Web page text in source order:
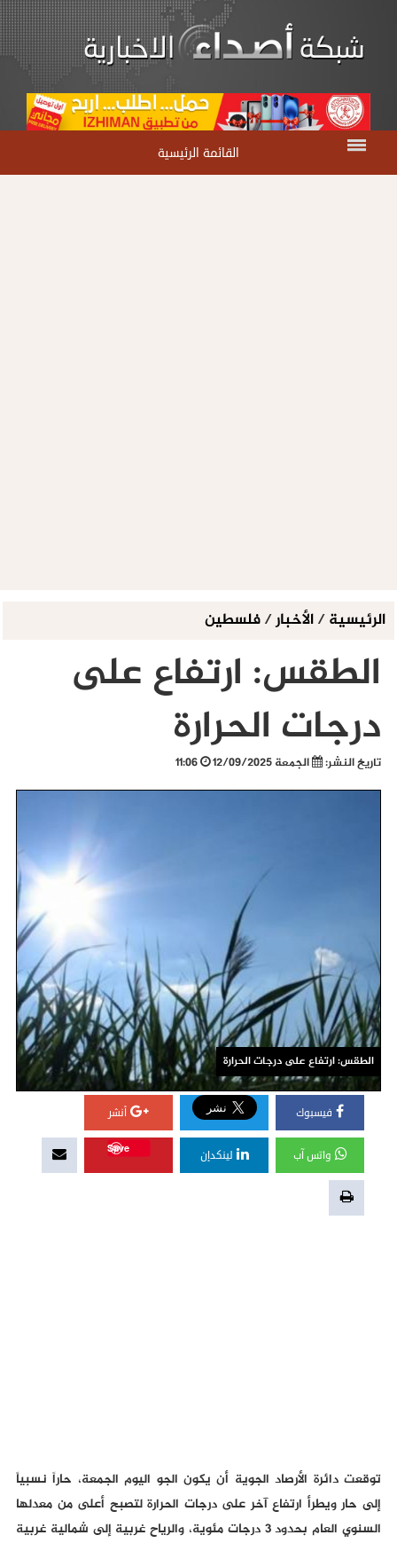
القائمة الرئيسية
الرئيسية/الأخبار/فلسطين
الطقس: ارتفاع على
درجات الحرارة
تاريخ النشر: الجمعة 12/09/2025
الطقس: ارتفاع على درجات الحرارة
فيسبوك أنشر
واتس آب لينكدإن
Save
توقعت دائرة الأرصاد الجوية أن يكون الجو اليوم الجمعة، حاراً نسبياً
إلى حار ويطرأ ارتفاع آخر على درجات الحرارة لتصبح أعلى من معدلها
السنوي العام بحدود 3 درجات مئوية، والرياح غربية إلى شمالية غربية